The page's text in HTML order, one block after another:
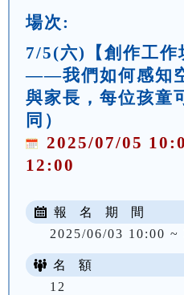
場次:
7/5(六)【創作工作
——我們如何感知
與家長，每位孩童
同）
2025/07/05
12:00
報 名 期 間
2025/06/03 10:00 ~
名 額
12